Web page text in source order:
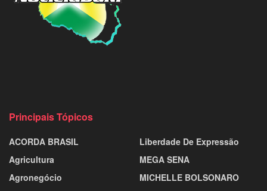
Principais Tópicos
ACORDA BRASIL
Agricultura
Agronegócio
Liberdade De Expressão
MEGA SENA
MICHELLE BOLSONARO